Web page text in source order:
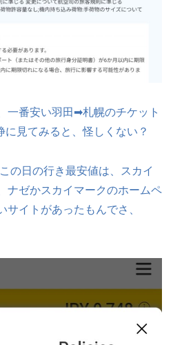
一番安い羽田➡札幌のチケット
見てみると、怪しくない？
の日の行き最安値は、スカイ
ナゼかスカイマークのホームペ
サイトがあったもんでさ、